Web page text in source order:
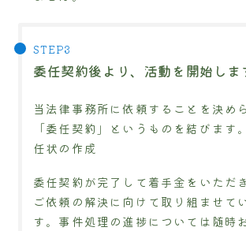
委任契約後より、活動を開始しま
当法律事務所に依頼することを決め
「委任契約」というものを結びます
任状の作成
委任契約が完了して着手金をいただ
ご依頼の解決に向けて取り組ませて
す。事件処理の進捗については随時